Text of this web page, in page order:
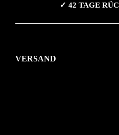
✓ 42 TAGE
VERSAND